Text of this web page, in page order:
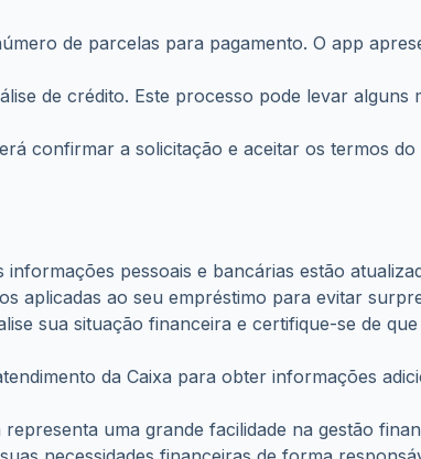
de parcelas para pagamento. O app
de crédito. Este processo pode levar
confirmar a solicitação e aceitar os termos
informações pessoais e bancárias estão
aplicadas ao seu empréstimo para evitar
sua situação financeira e certifique-se de
da Caixa para obter informações
uma grande facilidade na gestão